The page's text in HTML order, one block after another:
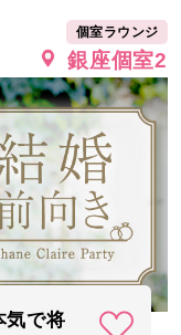
個室ラウンジ
銀座個室2
気で将